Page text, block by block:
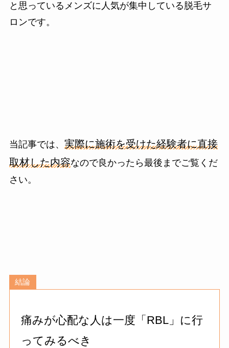
と思っているメンズに人気が集中している脱毛サ
ロンです。
当記事では、 実際に施術を受けた経験者に直接
取材した内容なので良かったら最後までご覧くだ
さい。
結論
痛みが心配な人は一度「RBL」に行
ってみるべき